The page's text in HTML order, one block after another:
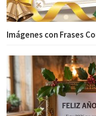
Imágenes con Frases